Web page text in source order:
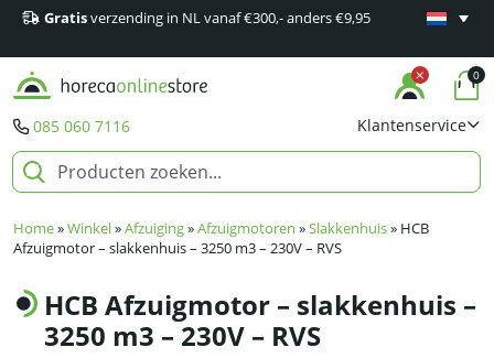
Gratisverzending in NL vanaf €300,- anders €9,95
Minimaal
085 060 7116 Klantenservice
0
Home»Winkel»Afzuiging»Afzuigmotoren »Slakkenhuis» HCB
Afzuigmotor – slakkenhuis – 3250 m3 – 230V – RVS
HCB Afzuigmotor – slakkenhuis –
3250 m3 – 230V – RVS